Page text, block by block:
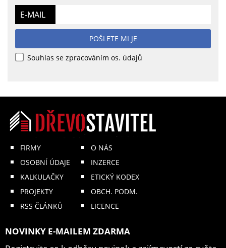
E-MAIL
POŠLETE MI JE
Souhlas se zpracováním os. údajů
FIRMY
OSOBNÍ ÚDAJE
KALKULAČKY
PROJEKTY
RSS ČLÁNKŮ
O NÁS
INZERCE
ETICKÝ KODEX
OBCH. PODM.
LICENCE
NOVINKY E-MAILEM ZDARMA